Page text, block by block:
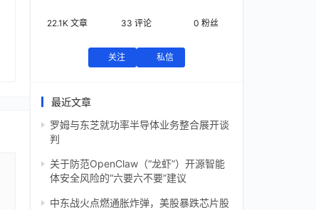
22.1K 文章 33 评论 0 粉丝
关注 私信
最近文章
罗姆与东芝就功率半导体业务整合展开谈
判
关于防范OpenClaw（“龙虾”）开源智能
体安全风险的“六要六不要”建议
中东战火点燃通胀炸弹，美股暴跌芯片股